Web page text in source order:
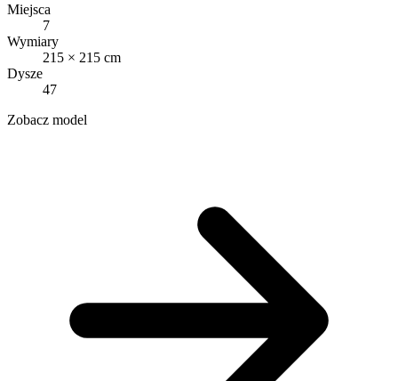
Miejsca
7
Wymiary
215 × 215 cm
Dysze
47
Zobacz model